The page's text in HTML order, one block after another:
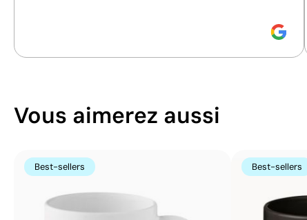
maximum 1 couleur
Impression
maximum 4
Vous aimerez aussi
Best-sellers Best-sellers